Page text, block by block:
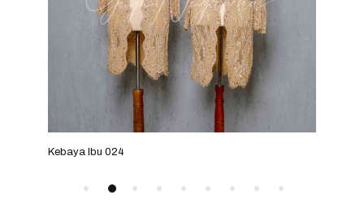
Kebaya Ibu 024